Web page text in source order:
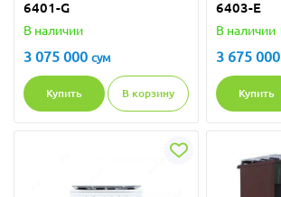
6401-G
В наличии
3 075 000 сум
Купить В корзину
6403-E
В наличии
3 675 000
Купить